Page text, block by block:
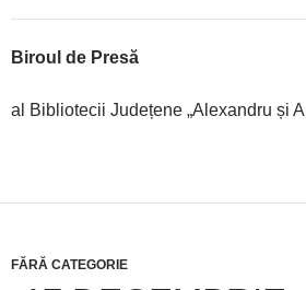
Biroul de Presă
al Bibliotecii Județene „Alexandru și
FĂRĂ CATEGORIE